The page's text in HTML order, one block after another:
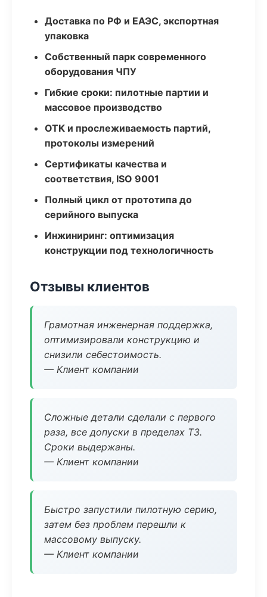
Доставка по РФ и ЕАЭС, экспортная
упаковка
Собственный парк современного
оборудования ЧПУ
Гибкие сроки: пилотные партии и
массовое производство
ОТК и прослеживаемость партий,
протоколы измерений
Сертификаты качества и
соответствия, ISO 9001
Полный цикл от прототипа до
серийного выпуска
Инжиниринг: оптимизация
конструкции под технологичность
Отзывы клиентов
Грамотная инженерная поддержка,
оптимизировали конструкцию и
снизили себестоимость.
— Клиент компании
Сложные детали сделали с первого
раза, все допуски в пределах ТЗ.
Сроки выдержаны.
— Клиент компании
Быстро запустили пилотную серию,
затем без проблем перешли к
массовому выпуску.
— Клиент компании